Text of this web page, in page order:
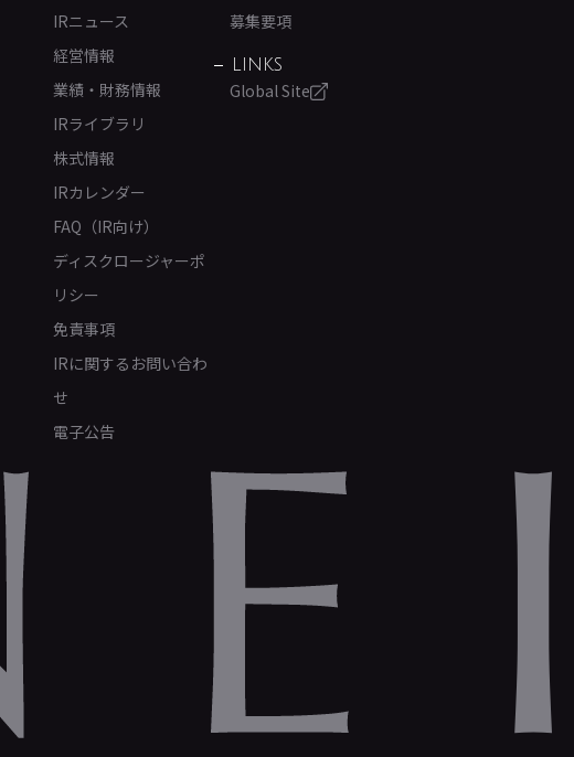
IRニュース
経営情報
業績・財務情報
IRライブラリ
株式情報
IRカレンダー
FAQ（IR向け）
ディスクロージャーポ
リシー
免責事項
IRに関するお問い合わ
せ
電子公告
募集要項
LINKS
Global Site